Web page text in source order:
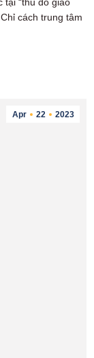
cách trung tâm
Apr 22 2023